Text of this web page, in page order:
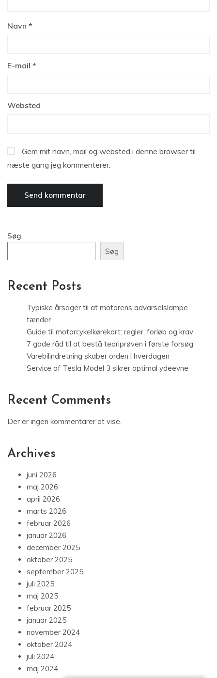
Navn *
E-mail *
Websted
Gem mit navn, mail og websted i denne browser til
næste gang jeg kommenterer.
Søg
Søg
Recent Posts
Typiske årsager til at motorens advarselslampe
tænder
Guide til motorcykelkørekort: regler, forløb og krav
7 gode råd til at bestå teoriprøven i første forsøg
Varebilindretning skaber orden i hverdagen
Service af Tesla Model 3 sikrer optimal ydeevne
Recent Comments
Der er ingen kommentarer at vise.
Archives
juni 2026
maj 2026
april 2026
marts 2026
februar 2026
januar 2026
december 2025
oktober 2025
september 2025
juli 2025
maj 2025
februar 2025
januar 2025
november 2024
oktober 2024
juli 2024
maj 2024